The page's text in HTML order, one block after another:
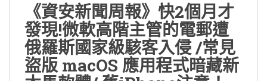
《資安新聞周報》快2個月才
發現!微軟高階主管的電郵遭
俄羅斯國家級駭客入侵 /常見
盜版 macOS 應用程式暗藏新